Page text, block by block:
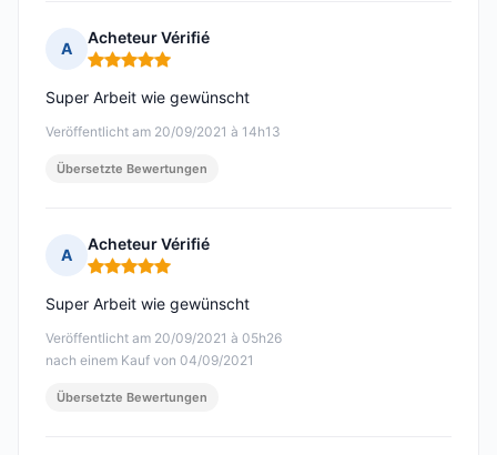
A
Acheteur Vérifié
Hinweis: 5 von 5
Veröffentlicht am 20/09/2021 à 14h13
Super Arbeit wie gewünscht
Übersetzte Bewertungen
A
Acheteur Vérifié
Hinweis: 5 von 5
Veröffentlicht am 20/09/2021 à 05h26
nach einem Kauf von 04/09/2021
Super Arbeit wie gewünscht
Übersetzte Bewertungen